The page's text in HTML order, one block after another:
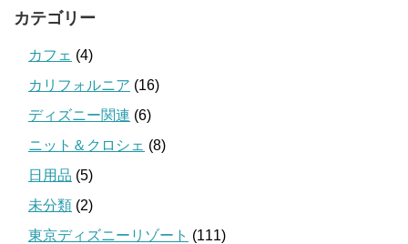
カテゴリー
カフェ (4)
カリフォルニア (16)
ディズニー関連 (6)
ニット＆クロシェ (8)
日用品 (5)
未分類 (2)
東京ディズニーリゾート (111)